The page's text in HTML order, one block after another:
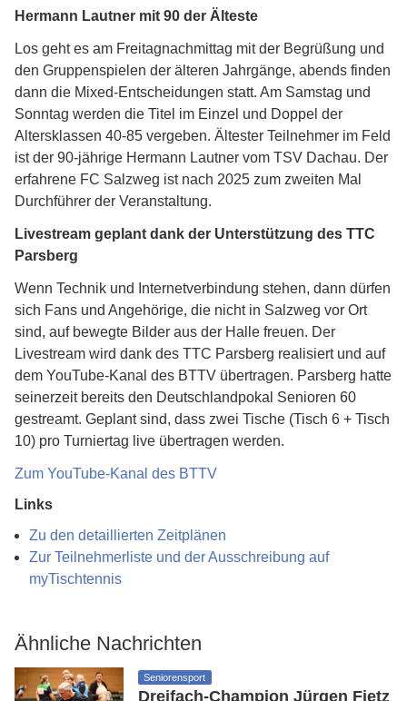
Hermann Lautner mit 90 der Älteste
Los geht es am Freitagnachmittag mit der Begrüßung und
den Gruppenspielen der älteren Jahrgänge, abends finden
dann die Mixed-Entscheidungen statt. Am Samstag und
Sonntag werden die Titel im Einzel und Doppel der
Altersklassen 40-85 vergeben. Ältester Teilnehmer im Feld
ist der 90-jährige Hermann Lautner vom TSV Dachau. Der
erfahrene FC Salzweg ist nach 2025 zum zweiten Mal
Durchführer der Veranstaltung.
Livestream geplant dank der Unterstützung des TTC
Parsberg
Wenn Technik und Internetverbindung stehen, dann dürfen
sich Fans und Angehörige, die nicht in Salzweg vor Ort
sind, auf bewegte Bilder aus der Halle freuen. Der
Livestream wird dank des TTC Parsberg realisiert und auf
dem YouTube-Kanal des BTTV übertragen. Parsberg hatte
seinerzeit bereits den Deutschlandpokal Senioren 60
gestreamt. Geplant sind, dass zwei Tische (Tisch 6 + Tisch
10) pro Turniertag live übertragen werden.
Zum YouTube-Kanal des BTTV
Links
Zu den detaillierten Zeitplänen
Zur Teilnehmerliste und der Ausschreibung auf
myTischtennis
Ähnliche Nachrichten
Seniorensport
Dreifach-Champion Jürgen Fietz